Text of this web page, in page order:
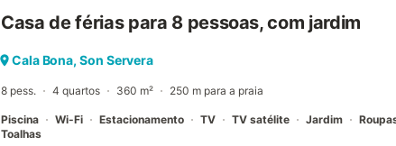
Casa de férias para 8 pessoas, com jardim
Cala Bona, Son Servera
8 pess. 4 quartos 360 m² 250 m para a praia
Piscina Wi-Fi Estacionamento TV TV satélite Jardim
Toalhas